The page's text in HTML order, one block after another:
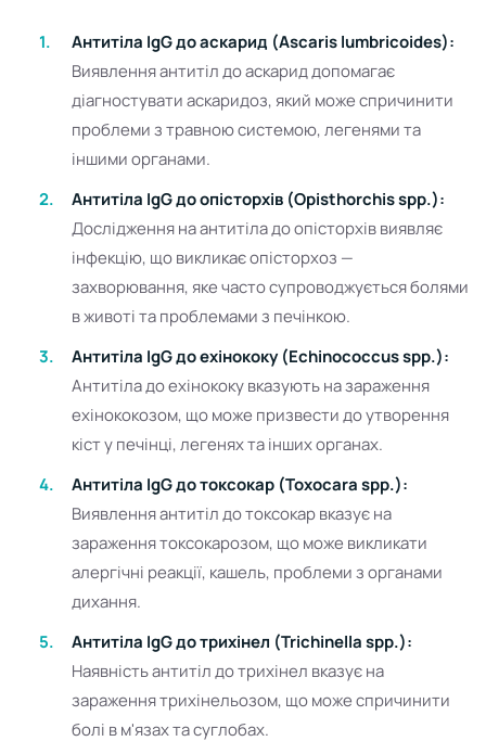
Антитіла IgG до аскарид (Ascaris lumbricoides):
Виявлення антитіл до аскарид допомагає
діагностувати аскаридоз, який може спричинити
проблеми з травною системою, легенями та
іншими органами.
Антитіла IgG до опісторхів (Opisthorchis spp.):
Дослідження на антитіла до опісторхів виявляє
інфекцію, що викликає опісторхоз —
захворювання, яке часто супроводжується болями
в животі та проблемами з печінкою.
Антитіла IgG до ехінококу (Echinococcus spp.):
Антитіла до ехінококу вказують на зараження
ехінококозом, що може призвести до утворення
кіст у печінці, легенях та інших органах.
Антитіла IgG до токсокар (Toxocara spp.):
Виявлення антитіл до токсокар вказує на
зараження токсокарозом, що може викликати
алергічні реакції, кашель, проблеми з органами
дихання.
Антитіла IgG до трихінел (Trichinella spp.):
Наявність антитіл до трихінел вказує на
зараження трихінельозом, що може спричинити
болі в м'язах та суглобах.